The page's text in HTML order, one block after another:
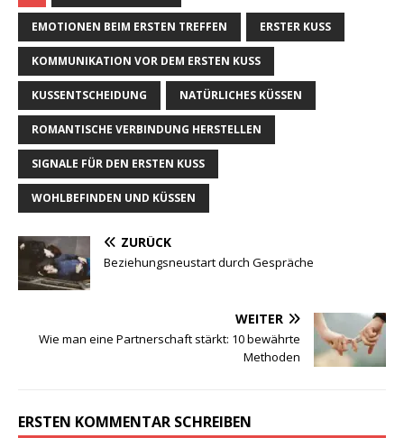
EMOTIONEN BEIM ERSTEN TREFFEN ERSTER KUSS
KOMMUNIKATION VOR DEM ERSTEN KUSS
KUSSENTSCHEIDUNG NATÜRLICHES KÜSSEN
ROMANTISCHE VERBINDUNG HERSTELLEN
SIGNALE FÜR DEN ERSTEN KUSS
WOHLBEFINDEN UND KÜSSEN
ZURÜCK
Beziehungsneustart durch Gespräche
WEITER
Wie man eine Partnerschaft stärkt: 10 bewährte
Methoden
ERSTEN KOMMENTAR SCHREIBEN